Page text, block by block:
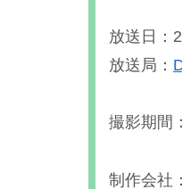
放送日：
放送局：
撮影期間
制作会社